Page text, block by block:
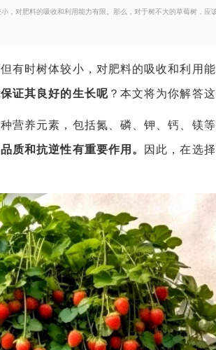
，对肥料的吸收和利用能力有限。那么，对于树不大的草莓树，应
时树体较小，对肥料的吸收和利用能
证其良好的生长呢？本文将为你解答这
养元素，包括氮、磷、钾、钙、镁
质和抗逆性有重要作用。 因此，在选